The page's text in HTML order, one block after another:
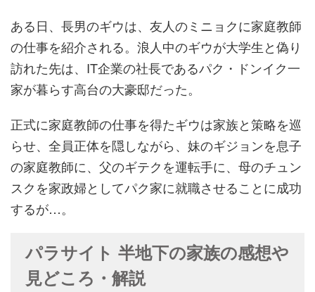
ある日、長男のギウは、友人のミニョクに家庭教師
の仕事を紹介される。浪人中のギウが大学生と偽り
訪れた先は、IT企業の社長であるパク・ドンイク一
家が暮らす高台の大豪邸だった。
正式に家庭教師の仕事を得たギウは家族と策略を巡
らせ、全員正体を隠しながら、妹のギジョンを息子
の家庭教師に、父のギテクを運転手に、母のチュン
スクを家政婦としてパク家に就職させることに成功
するが…。
パラサイト 半地下の家族の感想や
見どころ・解説